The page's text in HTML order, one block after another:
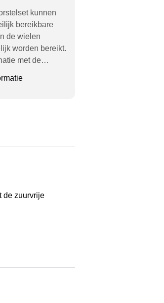
kunnen
bereikbare
de wielen
worden bereikt.
met de…
de zuurvrije